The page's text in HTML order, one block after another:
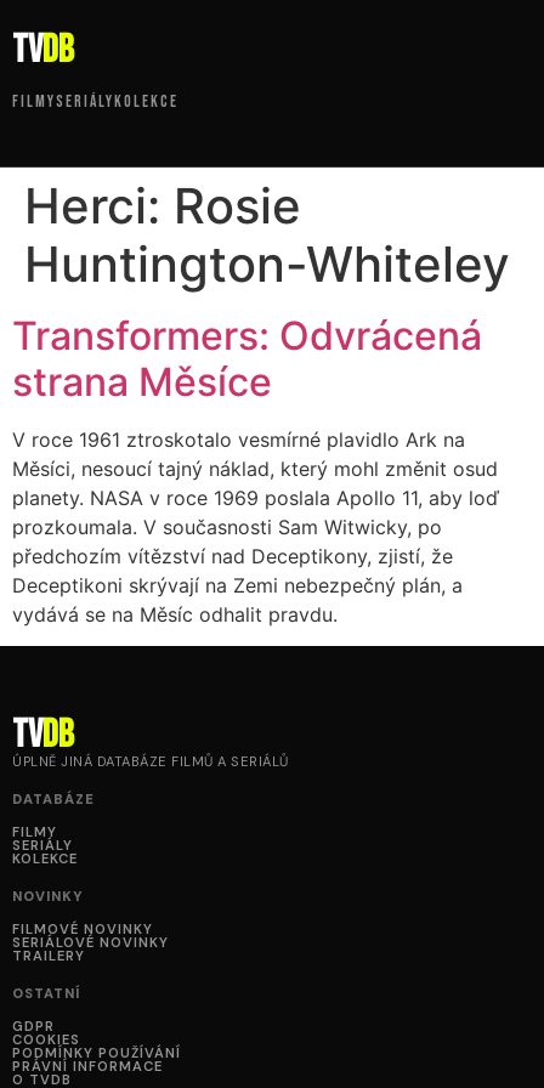
tvDB
FILMYSERIÁLY KOLEKCE
Herci: Rosie
Huntington-Whiteley
Transformers: Odvrácená
strana Měsíce
V roce 1961 ztroskotalo vesmírné plavidlo Ark na
Měsíci, nesoucí tajný náklad, který mohl změnit osud
planety. NASA v roce 1969 poslala Apollo 11, aby loď
prozkoumala. V současnosti Sam Witwicky, po
předchozím vítězství nad Deceptikony, zjistí, že
Deceptikoni skrývají na Zemi nebezpečný plán, a
vydává se na Měsíc odhalit pravdu.
tvDB
ÚPLNĚ JINÁ DATABÁZE FILMŮ A SERIÁLŮ
DATABÁZE
FILMY
SERIÁLY
KOLEKCE
NOVINKY
FILMOVÉ NOVINKY
SERIÁLOVÉ NOVINKY
TRAILERY
OSTATNÍ
GDPR
COOKIES
PODMÍNKY POUŽÍVÁNÍ
PRÁVNÍ INFORMACE
O TVDB